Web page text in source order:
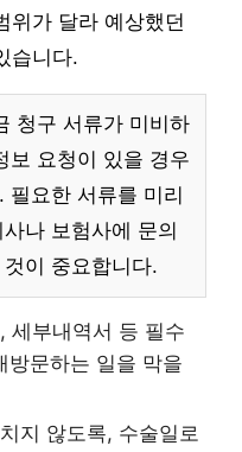
위가 달라 예상했던
습니다.
청구 서류가 미비하
보 요청이 있을 경우
요한 서류를 미리
나 보험사에 문의
이 중요합니다.
세부내역서 등 필수
방문하는 일을 막을
지 않도록, 수술일로